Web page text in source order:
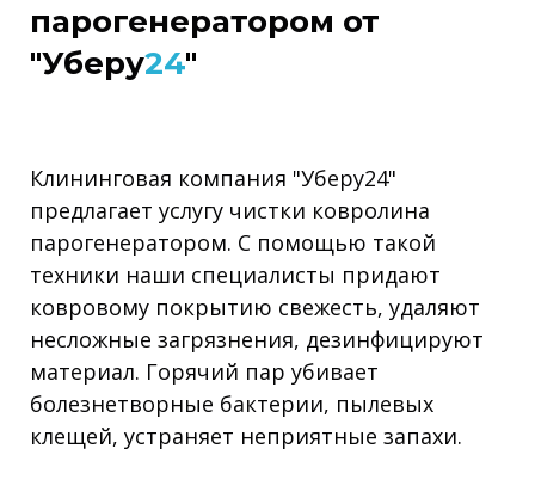
парогенератором от
"Уберу24"
Клининговая компания "Уберу24"
предлагает услугу чистки ковролина
парогенератором. С помощью такой
техники наши специалисты придают
ковровому покрытию свежесть, удаляют
несложные загрязнения, дезинфицируют
материал. Горячий пар убивает
болезнетворные бактерии, пылевых
клещей, устраняет неприятные запахи.